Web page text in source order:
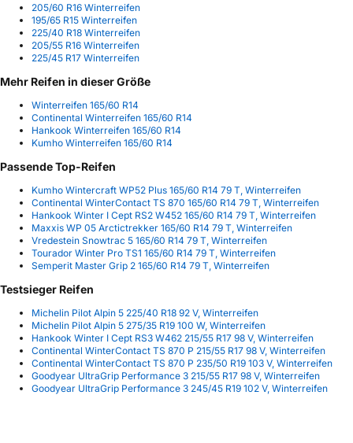
205/60 R16 Winterreifen
195/65 R15 Winterreifen
225/40 R18 Winterreifen
205/55 R16 Winterreifen
225/45 R17 Winterreifen
Mehr Reifen in dieser Größe
Winterreifen 165/60 R14
Continental Winterreifen 165/60 R14
Hankook Winterreifen 165/60 R14
Kumho Winterreifen 165/60 R14
Passende Top-Reifen
Kumho Wintercraft WP52 Plus 165/60 R14 79 T, Winterreifen
Continental WinterContact TS 870 165/60 R14 79 T, Winterreifen
Hankook Winter I Cept RS2 W452 165/60 R14 79 T, Winterreifen
Maxxis WP 05 Arctictrekker 165/60 R14 79 T, Winterreifen
Vredestein Snowtrac 5 165/60 R14 79 T, Winterreifen
Tourador Winter Pro TS1 165/60 R14 79 T, Winterreifen
Semperit Master Grip 2 165/60 R14 79 T, Winterreifen
Testsieger Reifen
Michelin Pilot Alpin 5 225/40 R18 92 V, Winterreifen
Michelin Pilot Alpin 5 275/35 R19 100 W, Winterreifen
Hankook Winter I Cept RS3 W462 215/55 R17 98 V, Winterreifen
Continental WinterContact TS 870 P 215/55 R17 98 V, Winterreifen
Continental WinterContact TS 870 P 235/50 R19 103 V, Winterreifen
Goodyear UltraGrip Performance 3 215/55 R17 98 V, Winterreifen
Goodyear UltraGrip Performance 3 245/45 R19 102 V, Winterreifen